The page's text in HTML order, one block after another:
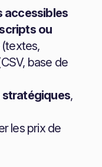
accessibles
scripts ou
base de
,
les prix de